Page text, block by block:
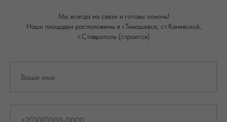
Мы всегда на связи и готовы помочь!
Наши площадки расположены в г.Тимашевск, ст.Каневской,
г.Ставрополь (строится)